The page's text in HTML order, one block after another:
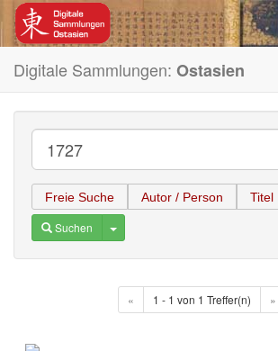
Digitale Sammlungen: Ostasien
Freie Suche Autor / Person Titel
Suchen Toggle Dropdown
« 1 - 1 von 1 Treffer(n) »